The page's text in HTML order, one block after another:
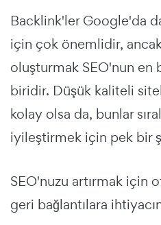
Backlink'ler Google'da
için çok önemlidir,
oluşturmak SEO'nun en
biridir. Düşük kaliteli
kolay olsa da, bunlar
iyileştirmek için pek bir
SEO'nuzu artırmak için
geri bağlantılara